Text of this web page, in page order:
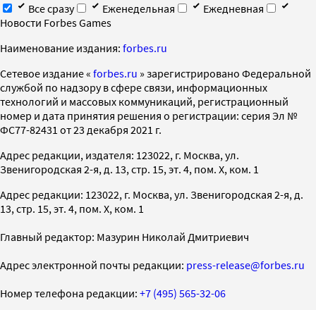
Все сразу
Еженедельная
Ежедневная
Новости Forbes Games
Наименование издания: forbes.ru
Cетевое издание « forbes.ru » зарегистрировано Федеральной
службой по надзору в сфере связи, информационных
технологий и массовых коммуникаций, регистрационный
номер и дата принятия решения о регистрации: серия Эл №
ФС77-82431 от 23 декабря 2021 г.
Адрес редакции, издателя: 123022, г. Москва, ул.
Звенигородская 2-я, д. 13, стр. 15, эт. 4, пом. X, ком. 1
Адрес редакции: 123022, г. Москва, ул. Звенигородская 2-я, д.
13, стр. 15, эт. 4, пом. X, ком. 1
Главный редактор: Мазурин Николай Дмитриевич
Адрес электронной почты редакции: press-release@forbes.ru
Номер телефона редакции: +7 (495) 565-32-06